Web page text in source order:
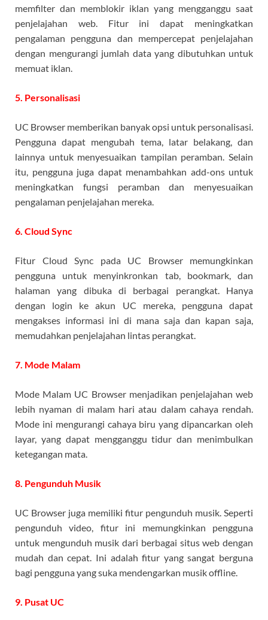
memfilter dan memblokir iklan yang mengganggu saat
penjelajahan web. Fitur ini dapat meningkatkan
pengalaman pengguna dan mempercepat penjelajahan
dengan mengurangi jumlah data yang dibutuhkan untuk
memuat iklan.
5. Personalisasi
UC Browser memberikan banyak opsi untuk personalisasi.
Pengguna dapat mengubah tema, latar belakang, dan
lainnya untuk menyesuaikan tampilan peramban. Selain
itu, pengguna juga dapat menambahkan add-ons untuk
meningkatkan fungsi peramban dan menyesuaikan
pengalaman penjelajahan mereka.
6. Cloud Sync
Fitur Cloud Sync pada UC Browser memungkinkan
pengguna untuk menyinkronkan tab, bookmark, dan
halaman yang dibuka di berbagai perangkat. Hanya
dengan login ke akun UC mereka, pengguna dapat
mengakses informasi ini di mana saja dan kapan saja,
memudahkan penjelajahan lintas perangkat.
7. Mode Malam
Mode Malam UC Browser menjadikan penjelajahan web
lebih nyaman di malam hari atau dalam cahaya rendah.
Mode ini mengurangi cahaya biru yang dipancarkan oleh
layar, yang dapat mengganggu tidur dan menimbulkan
ketegangan mata.
8. Pengunduh Musik
UC Browser juga memiliki fitur pengunduh musik. Seperti
pengunduh video, fitur ini memungkinkan pengguna
untuk mengunduh musik dari berbagai situs web dengan
mudah dan cepat. Ini adalah fitur yang sangat berguna
bagi pengguna yang suka mendengarkan musik offline.
9. Pusat UC